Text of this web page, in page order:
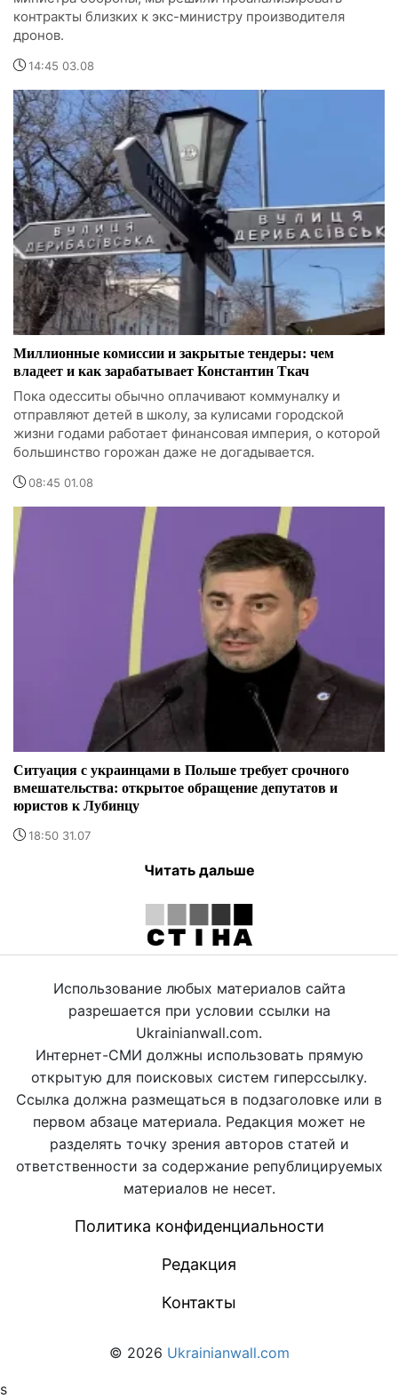
контракты близких к экс-министру производителя
дронов.
14:45 03.08
Миллионные комиссии и закрытые тендеры: чем
владеет и как зарабатывает Константин Ткач
Пока одесситы обычно оплачивают коммуналку и
отправляют детей в школу, за кулисами городской
жизни годами работает финансовая империя, о которой
большинство горожан даже не догадывается.
08:45 01.08
Ситуация с украинцами в Польше требует срочного
вмешательства: открытое обращение депутатов и
юристов к Лубинцу
18:50 31.07
Читать дальше
Использование любых материалов сайта
разрешается при условии ссылки на
Ukrainianwall.com.
Интернет-СМИ должны использовать прямую
открытую для поисковых систем гиперссылку.
Ссылка должна размещаться в подзаголовке или в
первом абзаце материала. Редакция может не
разделять точку зрения авторов статей и
ответственности за содержание републицируемых
материалов не несет.
Политика конфиденциальности
Редакция
Контакты
© 2026 Ukrainianwall.com
s